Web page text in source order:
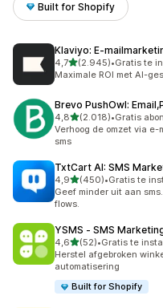
Built for Shopify
Klaviyo:
4,7van 5 sterren
(2.945)
2945 recensies in totaal
•Gratis te
Maximale ROI met AI-
Brevo PushOwl:
4,8van 5 sterren
(2.018)
2018 recensies in totaal
•Gratis
Verhoog de omzet via
sms
TxtCart AI: SMS
4,9van 5 sterren
(450)
450 recensies in totaal
•Gratis te
Geef minder uit aan
flows.
YSMS ‑ SMS
4,6van 5 sterren
(52)
52 recensies in totaal
•Gratis te
Herstel afgebroken
automatisering
Built for Shopify